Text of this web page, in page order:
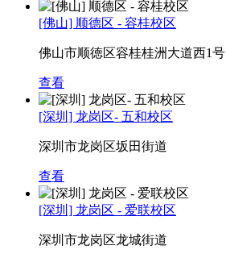
[佛山] 顺德区 - 容桂校区
佛山市顺徳区容桂桂洲大道西1号
查看
[深圳] 龙岗区- 五和校区
深圳市龙岗区坂田街道
查看
[深圳] 龙岗区 - 爱联校区
深圳市龙岗区龙城街道